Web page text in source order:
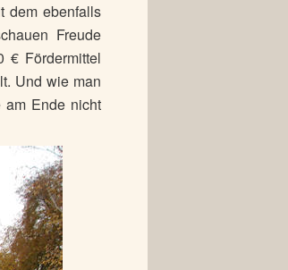
dem ebenfalls
Freude
€ Fördermittel
Und wie man
am Ende nicht